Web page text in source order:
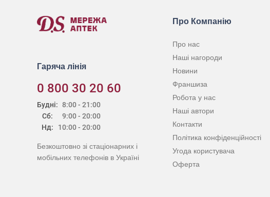
Гаряча лінія
0 800 30 20 60
Будні:
Сб:
Нд:
8:00 - 21:00
9:00 - 20:00
10:00 - 20:00
Безкоштовно зі стаціонарних і
мобільних телефонів в Україні
Про Компанію
Про нас
Наші нагороди
Новини
Франшиза
Робота у нас
Наші автори
Контакти
Політика конфіденційності
Угода користувача
Оферта